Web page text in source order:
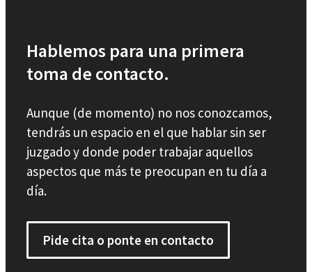
Hablemos para una primera
toma de contacto.
Aunque (de momento) no nos conozcamos,
tendrás un espacio en el que hablar sin ser
juzgado y donde poder trabajar aquellos
aspectos que más te preocupan en tu día a
día.
Pide cita o ponte en contacto